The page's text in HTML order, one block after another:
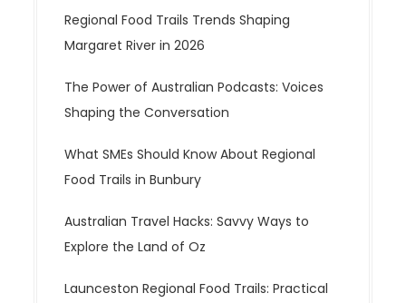
Regional Food Trails Trends Shaping
Margaret River in 2026
The Power of Australian Podcasts: Voices
Shaping the Conversation
What SMEs Should Know About Regional
Food Trails in Bunbury
Australian Travel Hacks: Savvy Ways to
Explore the Land of Oz
Launceston Regional Food Trails: Practical